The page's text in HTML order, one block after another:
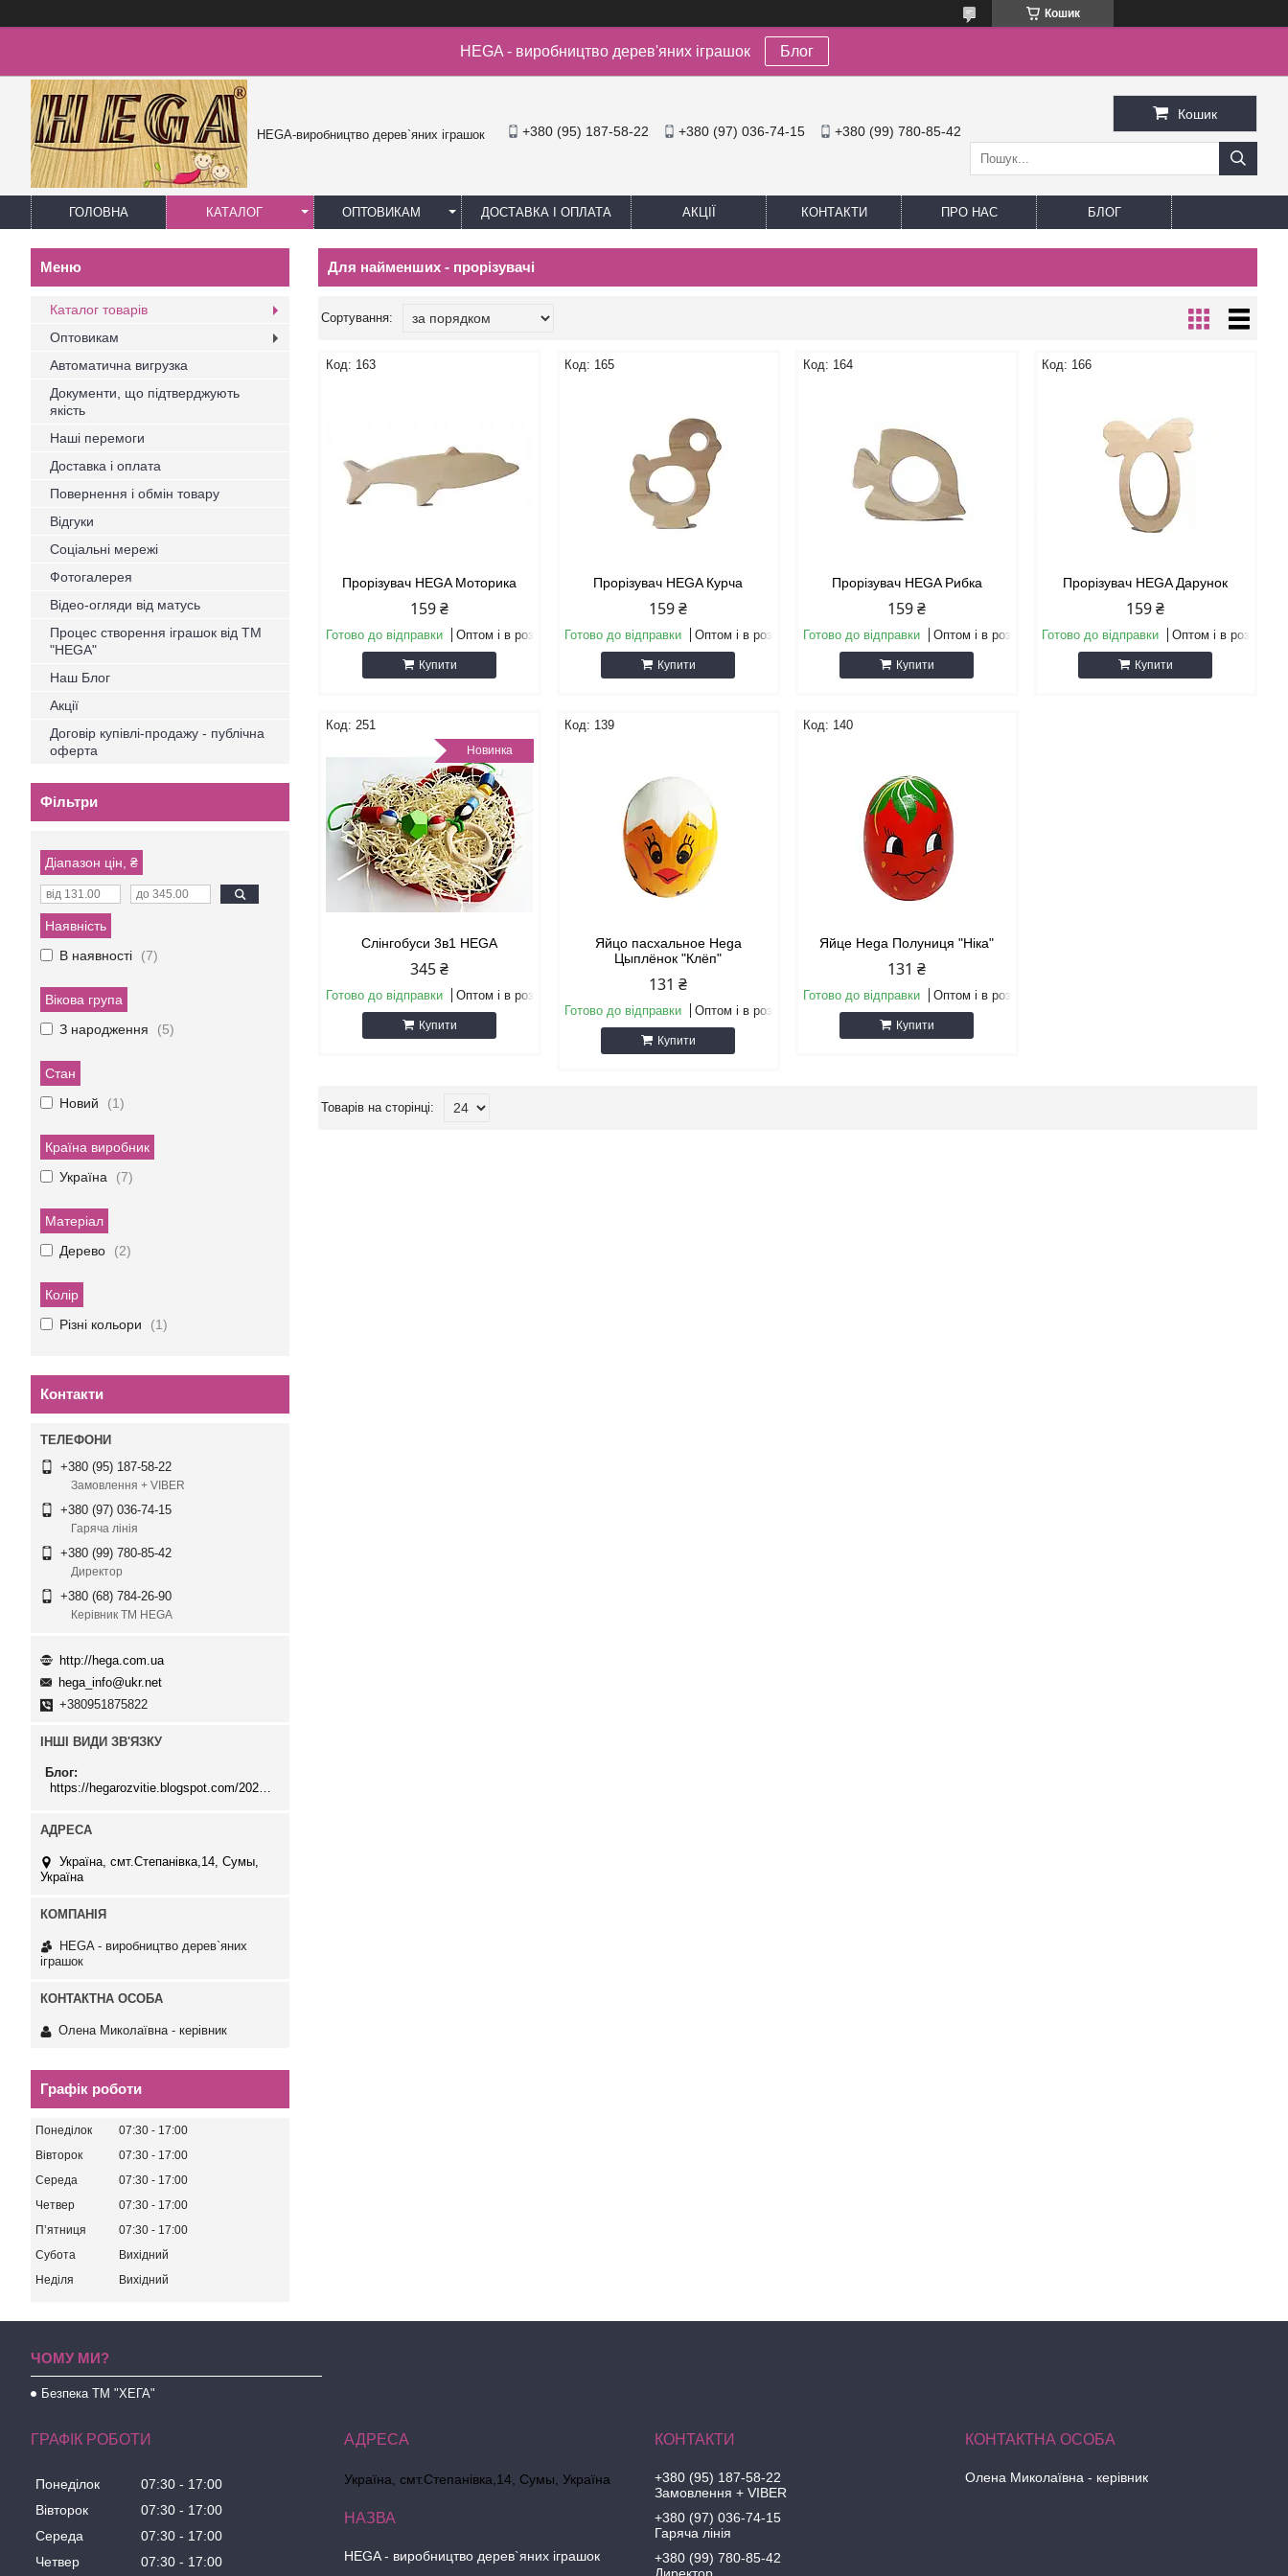
Кошик
HEGA - виробництво дерев'яних іграшок Блог
HEGA-виробництво дерев`яних іграшок +380 (95) 187-58-22 +380 (97) 036-74-15 +380 (99) 780-85-42
Кошик
ГОЛОВНА КАТАЛОГ ОПТОВИКАМ ДОСТАВКА І ОПЛАТА АКЦІЇ КОНТАКТИ ПРО НАС БЛОГ
Для найменших - прорізувачі
163
Прорізувач HEGA Моторика
159 ₴
Готово до відправки Оптом і в роздріб
Купити
165
Прорізувач HEGA Курча
159 ₴
Готово до відправки Оптом і в роздріб
Купити
164
Прорізувач HEGA Рибка
159 ₴
Готово до відправки Оптом і в роздріб
Купити
166
Прорізувач HEGA Дарунок
159 ₴
Готово до відправки Оптом і в роздріб
Купити
251
Новинка
Слінгобуси 3в1 HEGA
345 ₴
Готово до відправки Оптом і в роздріб
Купити
139
Яйцо пасхальное Hega
Цыплёнок "Клёп"
131 ₴
Готово до відправки Оптом і в роздріб
Купити
140
Яйце Hega Полуниця "Ніка"
131 ₴
Готово до відправки Оптом і в роздріб
Купити
Каталог товарів
Оптовикам
Автоматична вигрузка
Документи, що підтверджують
якість
Наші перемоги
Доставка і оплата
Повернення і обмін товару
Відгуки
Соціальні мережі
Фотогалерея
Відео-огляди від матусь
Процес створення іграшок від ТМ
"HEGA"
Наш Блог
Акції
Договір купівлі-продажу - публічна
оферта
Фільтри
Діапазон цін, ₴
Наявність
В наявності
7
Вікова група
З народження
5
Стан
Новий
1
Країна виробник
Україна
7
Матеріал
Дерево
2
Колір
Різні кольори
1
Контакти
+380 (95) 187-58-22
Замовлення + VIBER
+380 (97) 036-74-15
Гаряча лінія
+380 (99) 780-85-42
Директор
+380 (68) 784-26-90
Керівник ТМ HEGA
http://hega.com.ua
hega_info@ukr.net
+380951875822
ІНШІ ВИДИ ЗВ'ЯЗКУ
Блог
Україна, смт.Степанівка,14, Cумы,
Україна
HEGA - виробництво дерев`яних
іграшок
Олена Миколаївна - керівник
Графік роботи
Понеділок 07:30
17:00
Вівторок
07:30
17:00
Середа
07:30
17:00
Четвер
07:30
17:00
Пʼятниця
07:30
17:00
Субота
Вихідний
Неділя
Вихідний
ЧОМУ МИ?
Безпека ТМ "ХЕГА"
ГРАФІК РОБОТИ
Понеділок 07:30
17:00
Вівторок
07:30
17:00
Середа
07:30
17:00
Четвер
07:30 17:00
Україна, смт.Степанівка,14, Cумы, Україна
HEGA - виробництво дерев`яних іграшок
+380 (95) 187-58-22
Замовлення + VIBER
+380 (97) 036-74-15
Гаряча лінія
+380 (99) 780-85-42
Олена Миколаївна - керівник